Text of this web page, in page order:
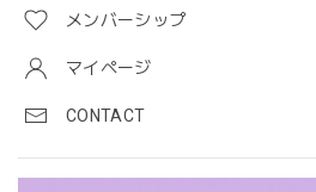
メンバーシップ
マイページ
CONTACT